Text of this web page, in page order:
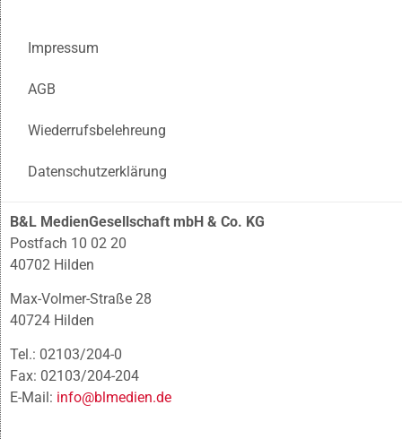
Impressum
AGB
Wiederrufsbelehreung
Datenschutzerklärung
B&L MedienGesellschaft mbH & Co. KG
Postfach 10 02 20
40702 Hilden
Max-Volmer-Straße 28
40724 Hilden
Tel.: 02103/204-0
Fax: 02103/204-204
E-Mail: info@blmedien.de